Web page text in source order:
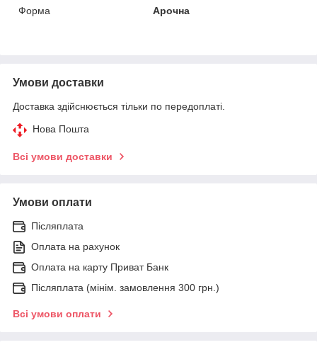
Форма
Арочна
Умови доставки
Доставка здійснюється тільки по передоплаті.
Нова Пошта
Всі умови доставки
Умови оплати
Післяплата
Оплата на рахунок
Оплата на карту Приват Банк
Післяплата (мінім. замовлення 300 грн.)
Всі умови оплати